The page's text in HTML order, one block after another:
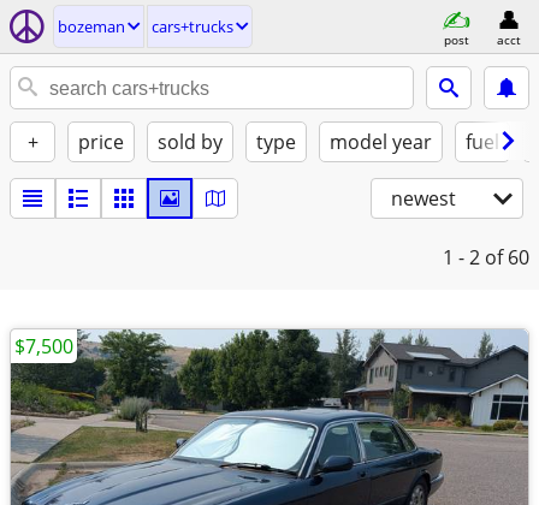
bozeman cars+trucks
post acct
+ price sold by type model year fuel
newest
1 - 2 of 60
$7,500